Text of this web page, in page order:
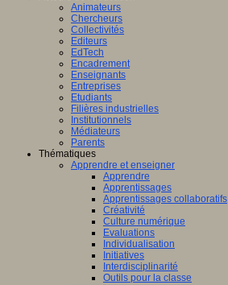
Animateurs
Chercheurs
Collectivités
Editeurs
EdTech
Encadrement
Enseignants
Entreprises
Etudiants
Filières industrielles
Institutionnels
Médiateurs
Parents
Thématiques
Apprendre et enseigner
Apprendre
Apprentissages
Apprentissages collaboratifs
Créativité
Culture numérique
Evaluations
Individualisation
Initiatives
Interdisciplinarité
Outils pour la classe